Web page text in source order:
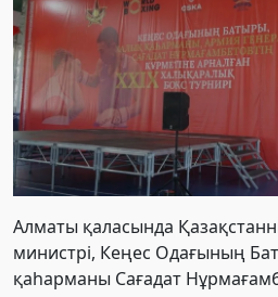
Алматы қаласында
министрі, Кеңес Одағының
қаһарманы Сағадат